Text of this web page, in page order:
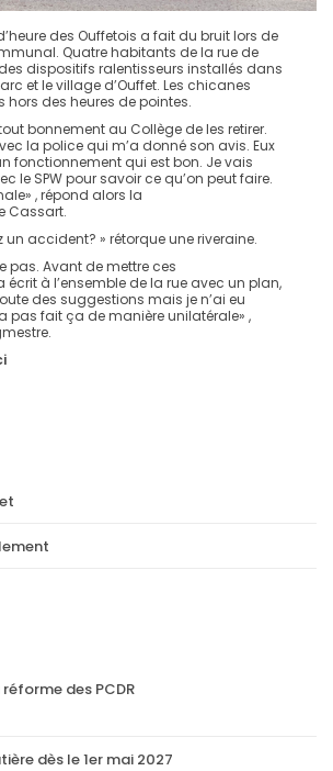
des Ouffetois a fait du bruit lors de
Quatre habitants de la rue de
dispositifs ralentisseurs installés dans
et le village d’Ouffet. Les chicanes
hors des heures de pointes.
bonnement au Collège de les retirer.
la police qui m’a donné son avis. Eux
fonctionnement qui est bon. Je vais
le SPW pour savoir ce qu’on peut faire.
, répond alors la
Cassart.
un accident? » rétorque une riveraine.
pas. Avant de mettre ces
à l’ensemble de la rue avec un plan,
des suggestions mais je n’ai eu
pas fait ça de manière unilatérale» ,
des PCDR
dès le 1er mai 2027